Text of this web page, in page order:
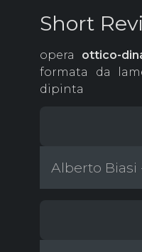
Short
opera ottico-
formata da
dipinta
Alberto Biasi